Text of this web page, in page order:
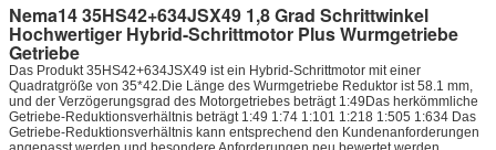
Nema14 35HS42+634JSX49 1,8 Grad Schrittwinkel
Hochwertiger Hybrid-Schrittmotor Plus Wurmgetriebe
Getriebe
Das Produkt 35HS42+634JSX49 ist ein Hybrid-Schrittmotor mit einer
Quadratgröße von 35*42.Die Länge des Wurmgetriebe Reduktor ist 58.1 mm,
und der Verzögerungsgrad des Motorgetriebes beträgt 1:49Das herkömmliche
Getriebe-Reduktionsverhältnis beträgt 1:49 1:74 1:101 1:218 1:505 1:634 Das
Getriebe-Reduktionsverhältnis kann entsprechend den Kundenanforderungen